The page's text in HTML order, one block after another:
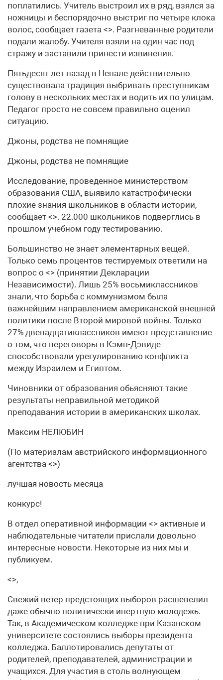
поплатились. Учитель выстроил их в ряд, взялся за
ножницы и беспорядочно выстриг по четыре клока
волос, сообщает газета <>. Разгневанные родители
подали жалобу. Учителя взяли на один час под
стражу и заставили принести извинения.
Пятьдесят лет назад в Непале действительно
существовала традиция выбривать преступникам
голову в нескольких местах и водить их по улицам.
Педагог просто не совсем правильно оценил
ситуацию.
Джоны, родства не помнящие
Джоны, родства не помнящие
Исследование, проведенное министерством
образования США, выявило катастрофически
плохие знания школьников в области истории,
сообщает <>. 22.000 школьников подверглись в
прошлом учебном году тестированию.
Большинство не знает элементарных вещей.
Только семь процентов тестируемых ответили на
вопрос о <> (принятии Декларации
Независимости). Лишь 25% восьмиклассников
знали, что борьба с коммунизмом была
важнейшим направлением американской внешней
политики после Второй мировой войны. Только
27% двенадцатиклассников имеют представление
о том, что переговоры в Кэмп-Дэвиде
способствовали урегулированию конфликта
между Израилем и Египтом.
Чиновники от образования обьясняют такие
результаты неправильной методикой
преподавания истории в американских школах.
Максим НЕЛЮБИН
(По материалам австрийского информационного
агентства <>)
лучшая новость месяца
конкурс!
В отдел оперативной информации <> активные и
наблюдательные читатели прислали довольно
интересные новости. Некоторые из них мы и
публикуем.
<>,
Свежий ветер предстоящих выборов расшевелил
даже обычно политически инертную молодежь.
Так, в Академическом колледже при Казанском
университете состоялись выборы президента
колледжа. Баллотировались депутаты от
родителей, преподавателей, администрации и
учащихся. Для участия в столь волнующем